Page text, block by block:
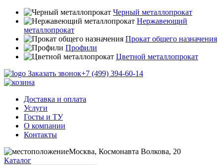
Черный металлопрокат
Нержавеющий
металлопрокат
Прокат общего назначения
Профили
Цветной металлопрокат
Заказать звонок+7 (499) 394-60-14
Доставка и оплата
Услуги
Госты и ТУ
О компании
Контакты
Москва, Космонавта Волкова, 20
Каталог